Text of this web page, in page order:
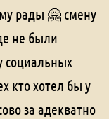
рады 🤗 смену
не были
социальных
кто хотел бы у
за адекватно